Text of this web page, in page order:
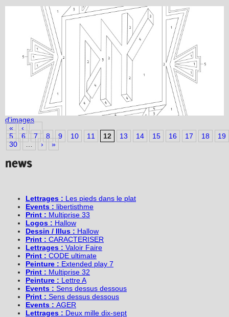
d'images
«
‹
5
6 7 8 9 10 11 12 13 14 15 16 17 18
19
30
… › »
Lettrages : Les pieds dans le plat
Events : libertisthme
Print : Multiprise 33
Logos : Hallow
Dessin / Illus : Hallow
Print : CARACTERISER
Lettrages : Valoir Faire
Print : CODE ultimate
Peinture : Extended play 7
Print : Multiprise 32
Peinture : Lettre A
Events : Sens dessus dessous
Print : Sens dessus dessous
Events : AGER
Lettrages : Deux mille dix-sept